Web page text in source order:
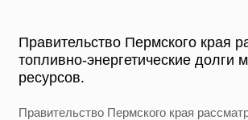
Правительство Пермского края
топливно-энергетические долги
ресурсов.
Правительство Пермского края